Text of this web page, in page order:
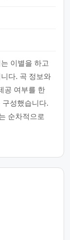
이별을 하고
다. 곡 정보와
공 여부를 한
구성했습니다.
순차적으로